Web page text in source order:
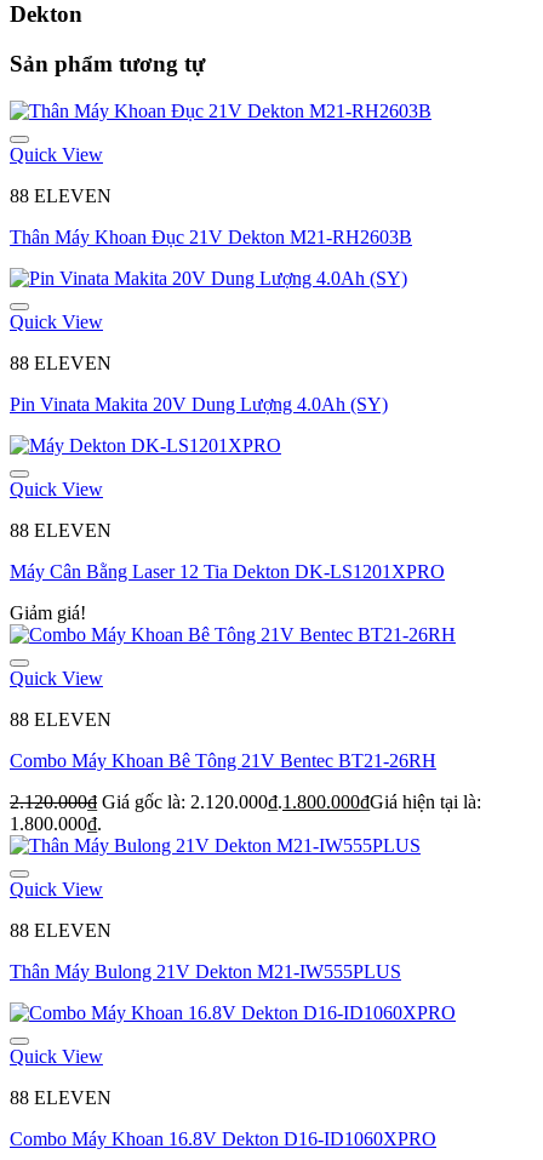
Dekton
Sản phẩm tương tự
Quick View
88 ELEVEN
Thân Máy Khoan Đục 21V Dekton M21-RH2603B
Quick View
88 ELEVEN
Pin Vinata Makita 20V Dung Lượng 4.0Ah (SY)
Quick View
88 ELEVEN
Máy Cân Bằng Laser 12 Tia Dekton DK-LS1201XPRO
Giảm giá!
Quick View
88 ELEVEN
Combo Máy Khoan Bê Tông 21V Bentec BT21-26RH
2.120.000₫ Giá gốc là: 2.120.000₫.1.800.000₫Giá hiện tại là:
1.800.000₫.
Quick View
88 ELEVEN
Thân Máy Bulong 21V Dekton M21-IW555PLUS
Quick View
88 ELEVEN
Combo Máy Khoan 16.8V Dekton D16-ID1060XPRO